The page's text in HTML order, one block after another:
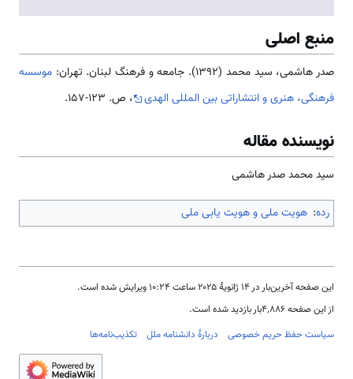
منبع اصلی
صدر هاشمی، سید محمد (1392). جامعه و فرهنگ لبنان. تهران:
موسسه
فرهنگی، هنری و انتشاراتی بین المللی الهدی
، ص. 123-157.
نویسنده مقاله
سید محمد صدر هاشمی
رده: هویت ملی و هویت یابی ملی
این صفحه آخرین‌بار در ‏۱۴ ژانویهٔ ۲۰۲۵ ساعت ‏۱۰:۲۴ ویرایش شده است.
از این صفحه ۴٬۸۸۶بار بازدید شده است.
سیاست حفظ حریم خصوصی
دربارهٔ دانشنامه ملل تکذیب‌نامه‌ها